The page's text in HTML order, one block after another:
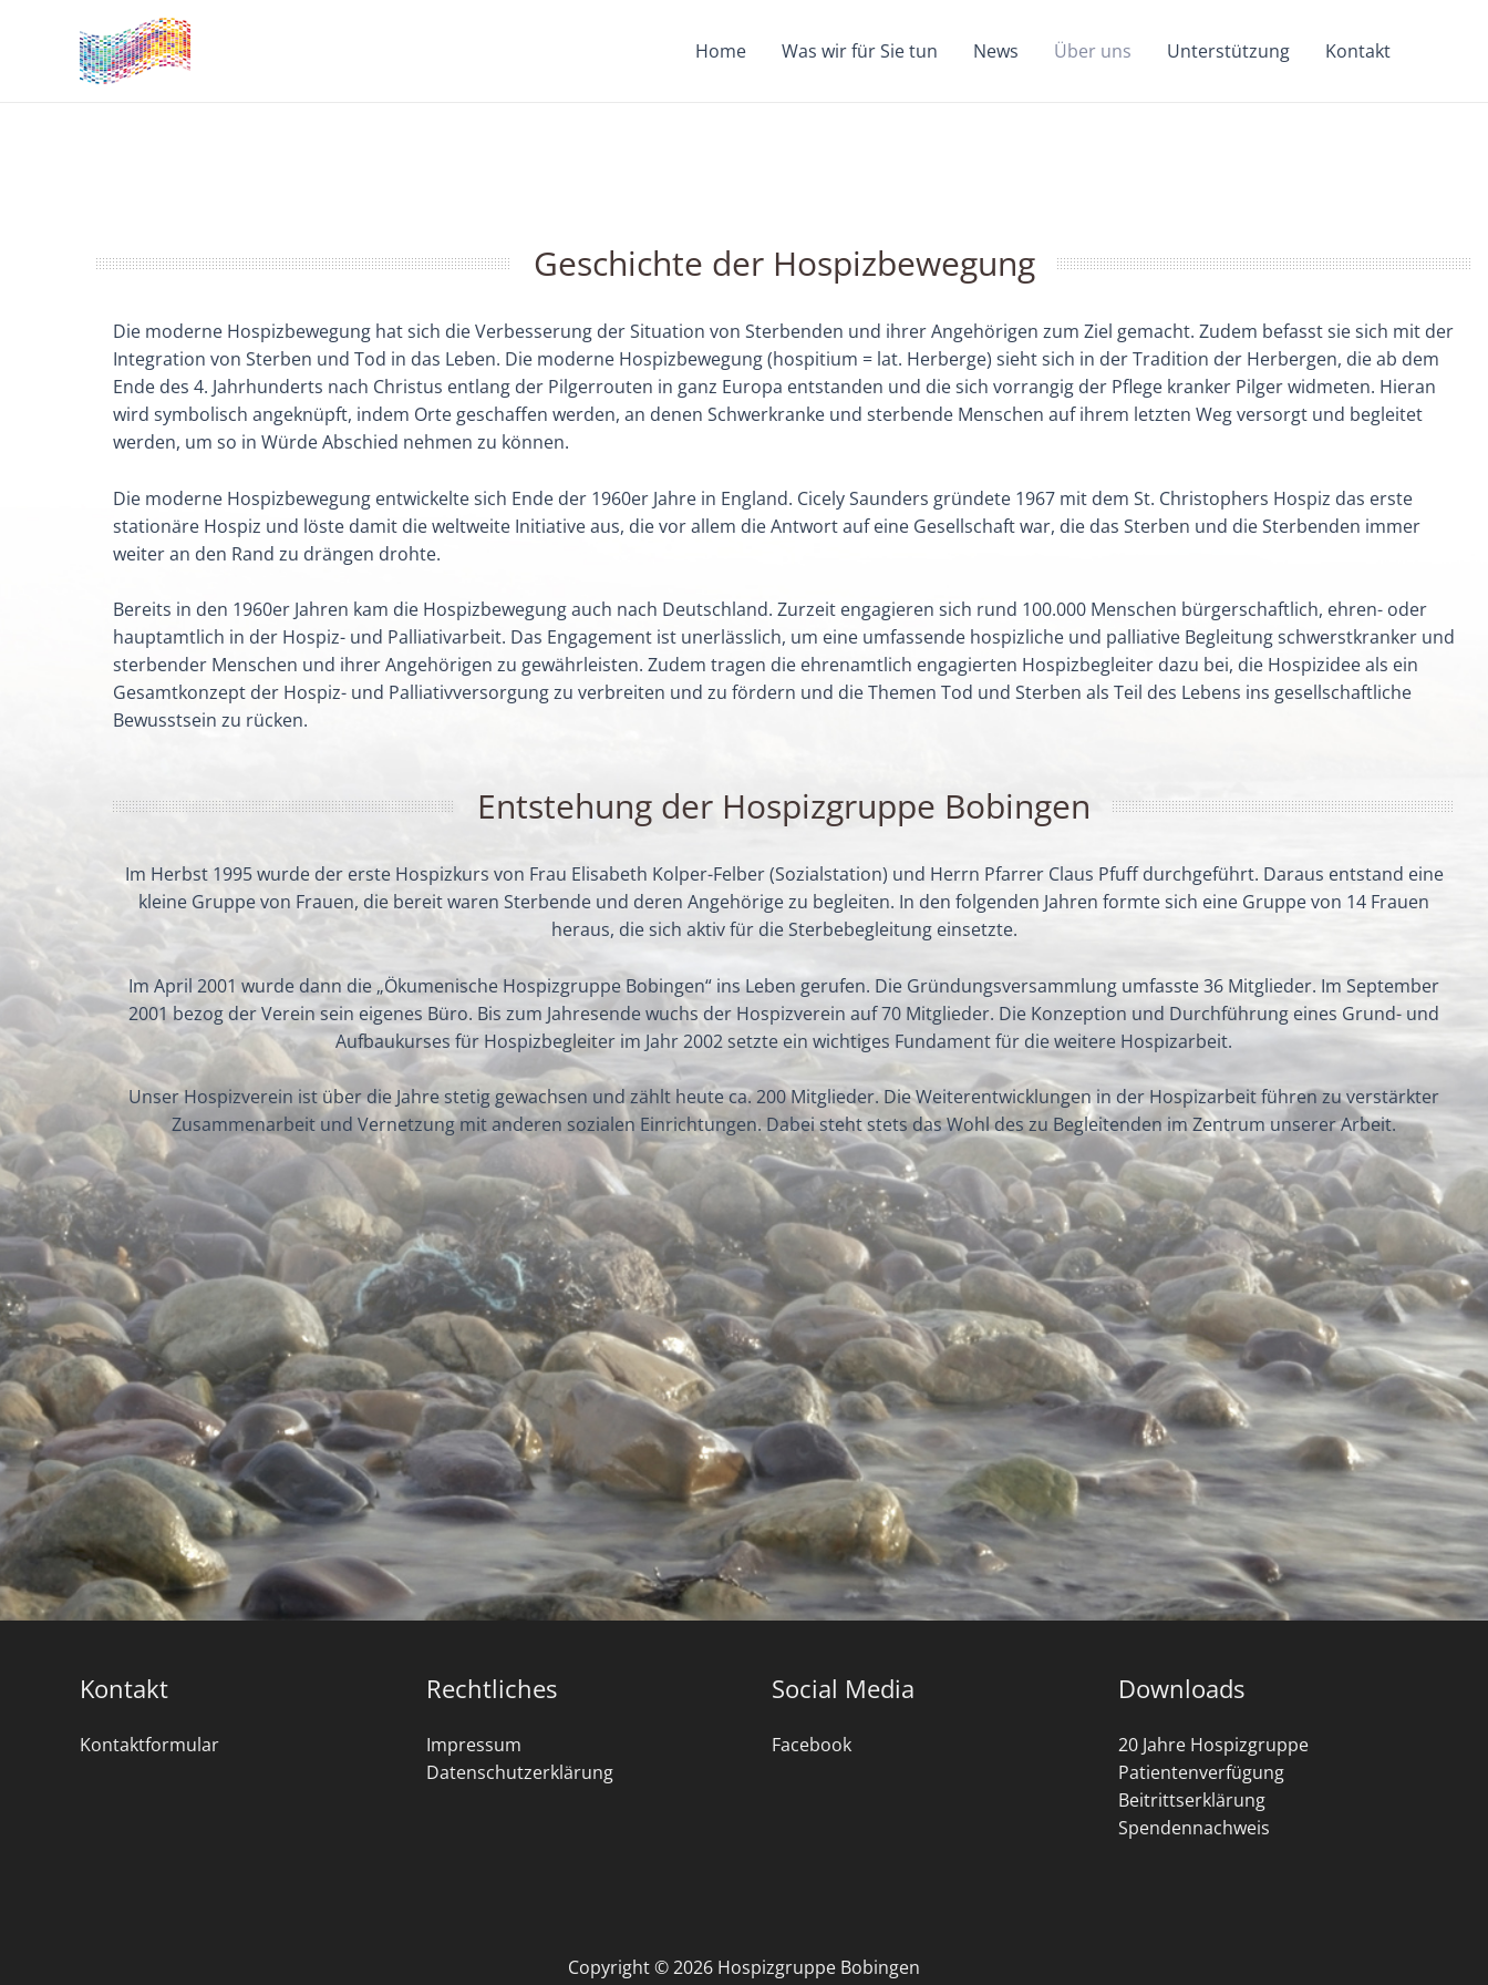
Home Was wir für Sie tun News Über uns Unterstützung Kontakt
Geschichte der Hospizbewegung
Die moderne Hospizbewegung hat sich die Verbesserung der Situation von Sterbenden und ihrer Angehörigen zum Ziel gemacht. Zudem befasst sie sich mit der
Integration von Sterben und Tod in das Leben. Die moderne Hospizbewegung (hospitium = lat. Herberge) sieht sich in der Tradition der Herbergen, die ab dem
Ende des 4. Jahrhunderts nach Christus entlang der Pilgerrouten in ganz Europa entstanden und die sich vorrangig der Pflege kranker Pilger widmeten. Hieran
wird symbolisch angeknüpft, indem Orte geschaffen werden, an denen Schwerkranke und sterbende Menschen auf ihrem letzten Weg versorgt und begleitet
werden, um so in Würde Abschied nehmen zu können.
Die moderne Hospizbewegung entwickelte sich Ende der 1960er Jahre in England. Cicely Saunders gründete 1967 mit dem St. Christophers Hospiz das erste
stationäre Hospiz und löste damit die weltweite Initiative aus, die vor allem die Antwort auf eine Gesellschaft war, die das Sterben und die Sterbenden immer
weiter an den Rand zu drängen drohte.
Bereits in den 1960er Jahren kam die Hospizbewegung auch nach Deutschland. Zurzeit engagieren sich rund 100.000 Menschen bürgerschaftlich, ehren- oder
hauptamtlich in der Hospiz- und Palliativarbeit. Das Engagement ist unerlässlich, um eine umfassende hospizliche und palliative Begleitung schwerstkranker und
sterbender Menschen und ihrer Angehörigen zu gewährleisten. Zudem tragen die ehrenamtlich engagierten Hospizbegleiter dazu bei, die Hospizidee als ein
Gesamtkonzept der Hospiz- und Palliativversorgung zu verbreiten und zu fördern und die Themen Tod und Sterben als Teil des Lebens ins gesellschaftliche
Bewusstsein zu rücken.
Entstehung der Hospizgruppe Bobingen
Im Herbst 1995 wurde der erste Hospizkurs von Frau Elisabeth Kolper-Felber (Sozialstation) und Herrn Pfarrer Claus Pfuff durchgeführt. Daraus entstand eine
kleine Gruppe von Frauen, die bereit waren Sterbende und deren Angehörige zu begleiten. In den folgenden Jahren formte sich eine Gruppe von 14 Frauen
heraus, die sich aktiv für die Sterbebegleitung einsetzte.
Im April 2001 wurde dann die „Ökumenische Hospizgruppe Bobingen“ ins Leben gerufen. Die Gründungsversammlung umfasste 36 Mitglieder. Im September
2001 bezog der Verein sein eigenes Büro. Bis zum Jahresende wuchs der Hospizverein auf 70 Mitglieder. Die Konzeption und Durchführung eines Grund- und
Aufbaukurses für Hospizbegleiter im Jahr 2002 setzte ein wichtiges Fundament für die weitere Hospizarbeit.
Unser Hospizverein ist über die Jahre stetig gewachsen und zählt heute ca. 200 Mitglieder. Die Weiterentwicklungen in der Hospizarbeit führen zu verstärkter
Zusammenarbeit und Vernetzung mit anderen sozialen Einrichtungen. Dabei steht stets das Wohl des zu Begleitenden im Zentrum unserer Arbeit.
Kontakt
Kontaktformular
Rechtliches
Impressum
Datenschutzerklärung
Social Media
Facebook
Downloads
20 Jahre Hospizgruppe
Patientenverfügung
Beitrittserklärung
Spendennachweis
Copyright © 2026 Hospizgruppe Bobingen